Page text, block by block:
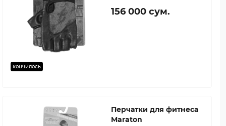
кончилось
156 000 сум.
Перчатки для фитнеса
Maraton